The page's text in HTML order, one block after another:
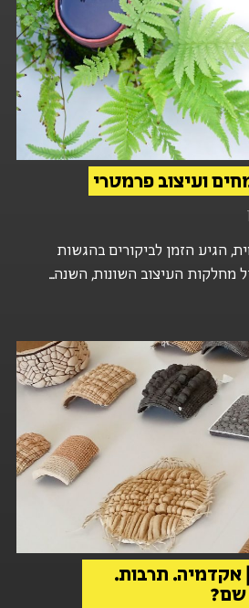
ועיצוב פרמטרי
הגיע הזמן לביקורים בהגשות
מחלקות העיצוב השונות, השנה...
!Make it work | אקדמיה. תרבות.
שם?